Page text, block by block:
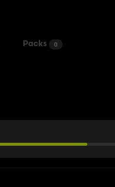
Packs 0